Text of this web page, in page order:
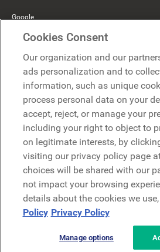
Google
Microsoft
Demo anfragen
Demo anfragen
Kontakt
Kontakt
Datenschutzerklärung
Cookies Consent
Our organization and our
ads personalization and to
information, such as unique
process personal data on your
accept, reject, or manage your
including your right to object to
on legitimate interests, by
visiting our privacy policy page
choices will be shared with our
not impact your browsing
details about the cookies we use,
Policy Privacy Policy
Manage options